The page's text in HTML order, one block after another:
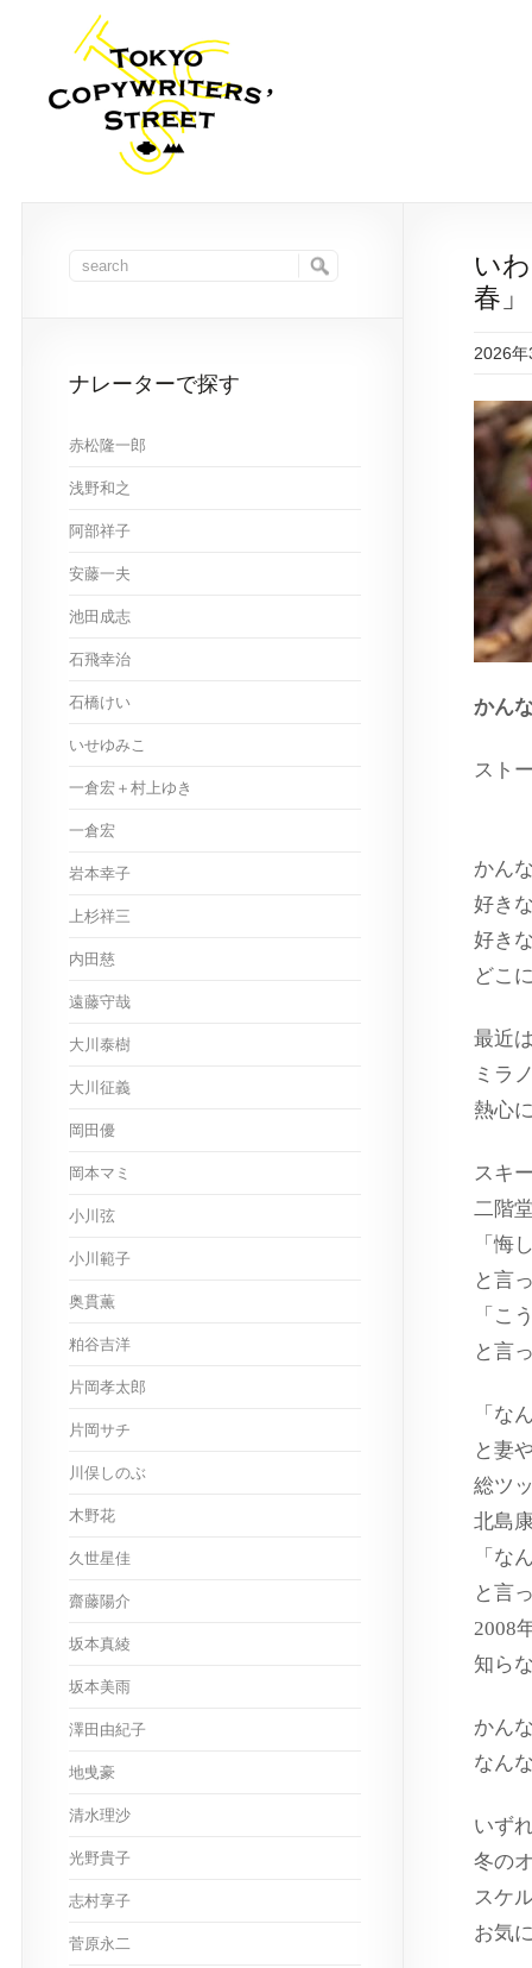
い
春」
2026
かん
スト
かん
好き
好き
どこ
最近
ミラ
熱心
スキ
二階
「悔
と言
「こ
と言
「な
と妻
総ツ
北島
「な
と言
2008
知ら
かん
なん
いず
冬の
スケ
お気
ナレーターで探す
赤松隆一郎
浅野和之
阿部祥子
安藤一夫
池田成志
石飛幸治
石橋けい
いせゆみこ
一倉宏＋村上ゆき
一倉宏
岩本幸子
上杉祥三
内田慈
遠藤守哉
大川泰樹
大川征義
岡田優
岡本マミ
小川弦
小川範子
奥貫薫
粕谷吉洋
片岡孝太郎
片岡サチ
川俣しのぶ
木野花
久世星佳
齋藤陽介
坂本真綾
坂本美雨
澤田由紀子
地曵豪
清水理沙
光野貴子
志村享子
菅原永二